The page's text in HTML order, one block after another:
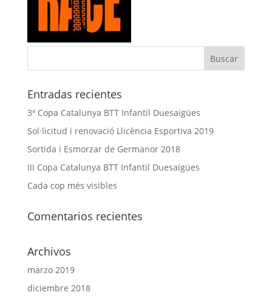
Entradas recientes
3ª Copa Catalunya BTT Infantil Duesaigües
Sol·licitud i renovació Llicència Esportiva 2019
Sortida i Esmorzar de Germanor 2018
III Copa Catalunya BTT Infantil Duesaigües
Cada cop més visibles
Comentarios recientes
Archivos
marzo 2019
diciembre 2018